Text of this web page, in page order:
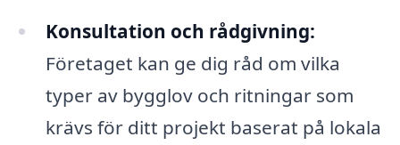
Konsultation och rådgivning:
Företaget kan ge dig råd om vilka
typer av bygglov och ritningar som
krävs för ditt projekt baserat på lokala